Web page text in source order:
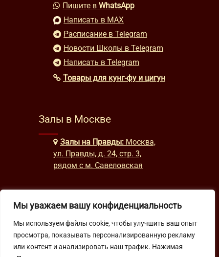
Мы уважаем вашу конфиденциальность
Мы используем файлы cookie, чтобы улучшить ваш опыт
просмотра, показывать персонализированную рекламу
или контент и анализировать наш трафик. Нажимая
Пишите в WhatsApp
Написать в MAX
Расписание в Telegram
Новости Школы в Telegram
Написать в Telegram
Товары для кунг-фу и цигун
Залы в Москве
Залы на Правды: Москва,
ул. Правды, д. 24, стр. 3,
рядом с м. Савеловская
Часы работы
будни: с 9:00 до 22:00
выходные: с 10:00 до 19:30